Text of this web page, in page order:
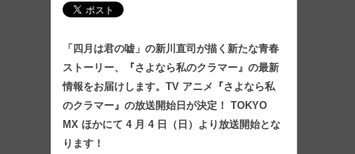
「四月は君の嘘」の新川直司が描く新たな青春
ストーリー、『さよなら私のクラマー』の最新
情報をお届けします。TV アニメ『さよなら私
のクラマー』の放送開始日が決定！ TOKYO
MX ほかにて 4 月 4 日（日）より放送開始とな
ります！